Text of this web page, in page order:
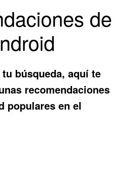
de
búsqueda, aquí te
recomendaciones
populares en el